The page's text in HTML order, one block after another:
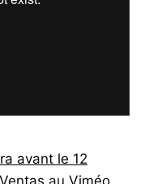
avant le 12